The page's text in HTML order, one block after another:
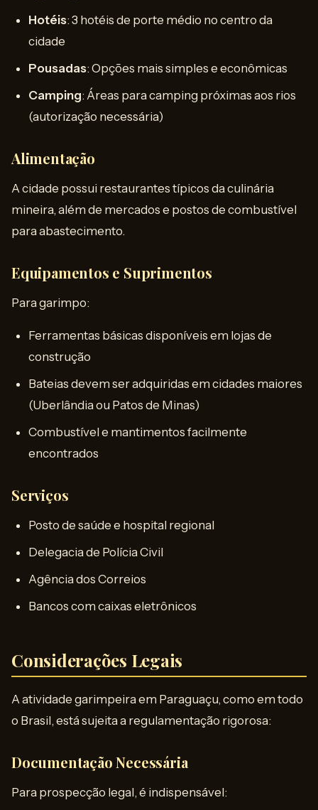
Hotéis: 3 hotéis de porte médio no centro da
cidade
Pousadas: Opções mais simples e econômicas
Camping: Áreas para camping próximas aos rios
(autorização necessária)
Alimentação
A cidade possui restaurantes típicos da culinária
mineira, além de mercados e postos de combustível
para abastecimento.
Equipamentos e Suprimentos
Para garimpo:
Ferramentas básicas disponíveis em lojas de
construção
Bateias devem ser adquiridas em cidades maiores
(Uberlândia ou Patos de Minas)
Combustível e mantimentos facilmente
encontrados
Serviços
Posto de saúde e hospital regional
Delegacia de Polícia Civil
Agência dos Correios
Bancos com caixas eletrônicos
Considerações Legais
A atividade garimpeira em Paraguaçu, como em todo
o Brasil, está sujeita a regulamentação rigorosa:
Documentação Necessária
Para prospecção legal, é indispensável: